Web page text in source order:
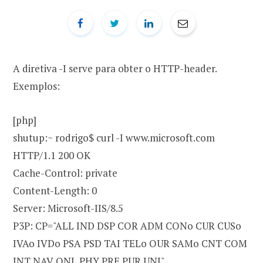
A diretiva -I serve para obter o HTTP-header.
Exemplos:
[php]
shutup:~ rodrigo$ curl -I www.microsoft.com
HTTP/1.1 200 OK
Cache-Control: private
Content-Length: 0
Server: Microsoft-IIS/8.5
P3P: CP="ALL IND DSP COR ADM CONo CUR CUSo
IVAo IVDo PSA PSD TAI TELo OUR SAMo CNT COM